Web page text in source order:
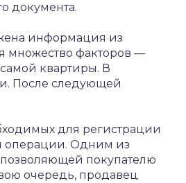
документа.
информация из
множество факторов —
квартиры. В
После следующей
для регистрации
операции. Одним из
покупателю
очередь, продавец